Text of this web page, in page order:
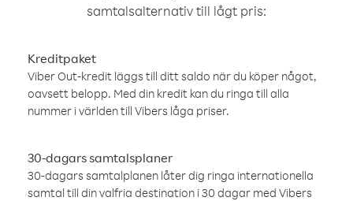
samtalsalternativ till lågt pris:
Kreditpaket
Viber Out-kredit läggs till ditt saldo när du köper något,
oavsett belopp. Med din kredit kan du ringa till alla
nummer i världen till Vibers låga priser.
30-dagars samtalsplaner
30-dagars samtalplanen låter dig ringa internationella
samtal till din valfria destination i 30 dagar med Vibers